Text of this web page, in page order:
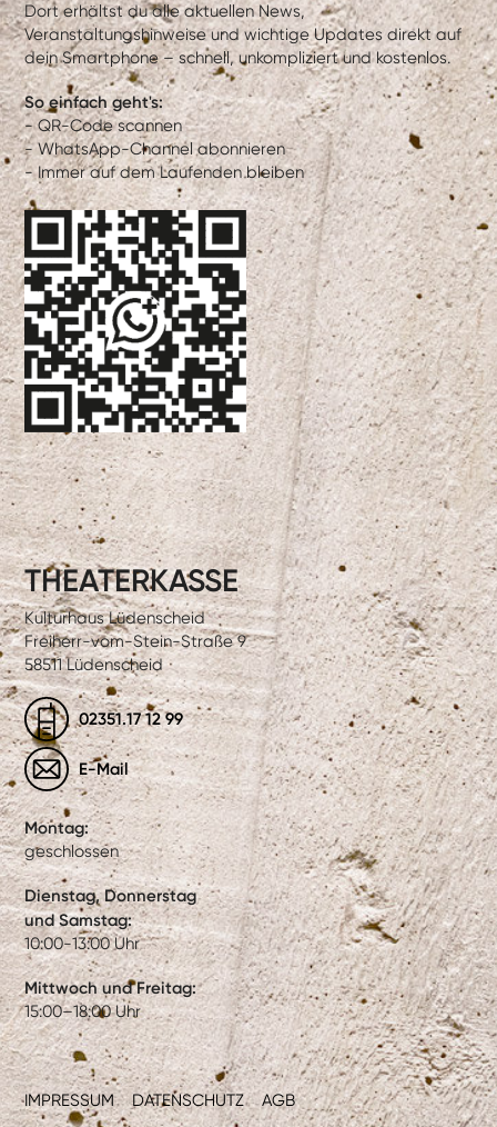
Dort erhältst du alle aktuellen News,
Veranstaltungshinweise und wichtige Updates direkt auf
dein Smartphone – schnell, unkompliziert und kostenlos.
So einfach geht's:
- QR-Code scannen
- WhatsApp-Channel abonnieren
- Immer auf dem Laufenden bleiben
IMPRESSUM DATENSCHUTZ AGB
THEATERKASSE
Kulturhaus Lüdenscheid
Freiherr-vom-Stein-Straße 9
58511 Lüdenscheid
02351.17 12 99
E-Mail
Montag:
geschlossen
Dienstag, Donnerstag
und Samstag:
10:00-13:00 Uhr
Mittwoch und Freitag:
15:00–18:00 Uhr